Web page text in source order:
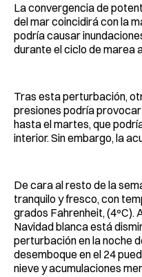
La convergencia de
del mar coincidirá con la
podría causar
durante el ciclo de marea
Tras esta perturbación,
presiones podría
hasta el martes, que
interior. Sin embargo, la
De cara al resto de la
tranquilo y fresco, con
grados Fahrenheit, (4ºC).
Navidad blanca está
perturbación en la noche
desemboque en el 24
nieve y acumulaciones